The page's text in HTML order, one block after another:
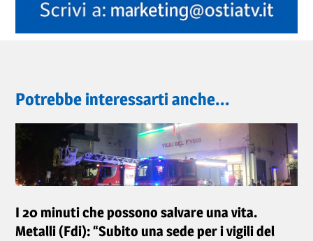
Potrebbe interessarti anche...
I 20 minuti che possono salvare una vita.
Metalli (Fdi): “Subito una sede per i vigili del